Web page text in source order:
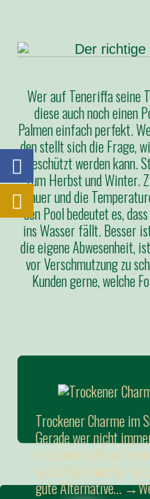
Wer auf Teneriffa seine
diese auch noch einen
Palmen einfach perfekt.
den stellt sich die Frage,
geschützt werden
zum Herbst und Winter.
Dauer und die
den Pool bedeutet es,
ins Wasser fällt. Besser
die eigene Abwesenheit,
vor Verschmutzung zu
Kunden gerne, welche
Trockener Charme im
Gerade wer nicht
trotzdem nicht auf
verzichten möchte, für
gute Alternative…